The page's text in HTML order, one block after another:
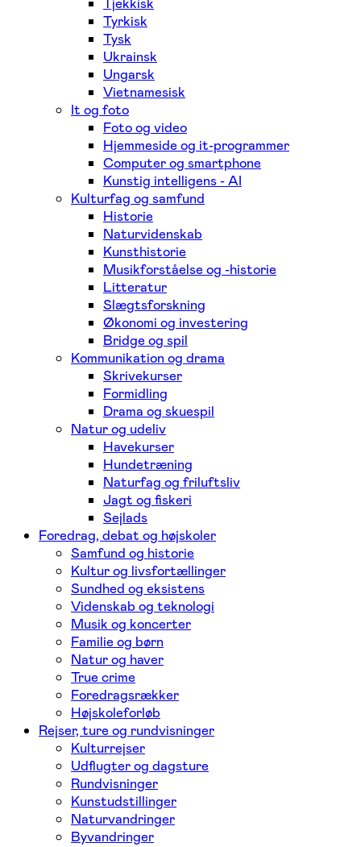
Tyrkisk
Tysk
Ukrainsk
Ungarsk
Vietnamesisk
It og foto
Foto og video
Hjemmeside og it-programmer
Computer og smartphone
Kunstig intelligens - AI
Kulturfag og samfund
Historie
Naturvidenskab
Kunsthistorie
Musikforståelse og -historie
Litteratur
Slægtsforskning
Økonomi og investering
Bridge og spil
Kommunikation og drama
Skrivekurser
Formidling
Drama og skuespil
Natur og udeliv
Havekurser
Hundetræning
Naturfag og friluftsliv
Jagt og fiskeri
Sejlads
Foredrag, debat og højskoler
Samfund og historie
Kultur og livsfortællinger
Sundhed og eksistens
Videnskab og teknologi
Musik og koncerter
Familie og børn
Natur og haver
True crime
Foredragsrækker
Højskoleforløb
Rejser, ture og rundvisninger
Kulturrejser
Udflugter og dagsture
Rundvisninger
Kunstudstillinger
Naturvandringer
Byvandringer